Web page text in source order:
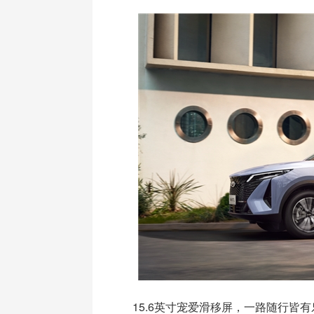
15.6英寸宠爱滑移屏，一路随行皆